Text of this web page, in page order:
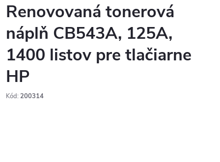
Renovovaná tonerová
náplň CB543A, 125A,
1400 listov pre tlačiarne
HP
Kód: 200314